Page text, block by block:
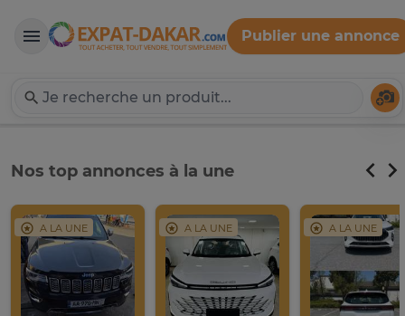
Expat-Dakar
Publier une annonce
Nos top annonces à la une
A LA UNE A LA UNE A LA UNE